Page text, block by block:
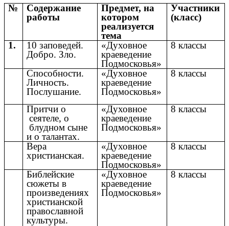
№
Содержание
работы
Предмет, на
котором
реализуется
тема
Участники
(класс)
1.
10 заповедей.
Добро. Зло.
«Духовное
краеведение
Подмосковья»
8 классы
Способности.
Личность.
Послушание.
«Духовное
краеведение
Подмосковья»
8 классы
Притчи о
сеятеле, о
блудном сыне
и о талантах.
«Духовное
краеведение
Подмосковья»
8 классы
Вера
христианская.
«Духовное
краеведение
Подмосковья»
8 классы
Библейские
сюжеты в
произведениях
христианской
православной
культуры.
«Духовное
краеведение
Подмосковья»
8 классы